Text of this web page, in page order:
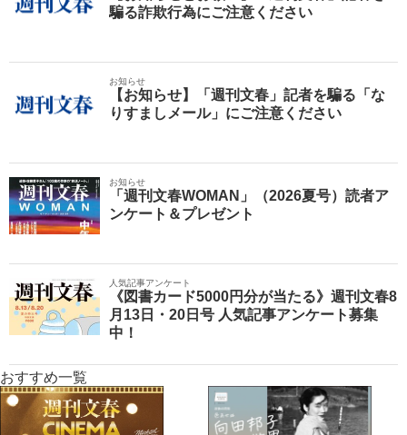
騙る詐欺行為にご注意ください
お知らせ
【お知らせ】「週刊文春」記者を騙る「な
りすましメール」にご注意ください
お知らせ
「週刊文春WOMAN」（2026夏号）読者ア
ンケート＆プレゼント
人気記事アンケート
《図書カード5000円分が当たる》週刊文春8
月13日・20日号 人気記事アンケート募集
中！
おすすめ一覧